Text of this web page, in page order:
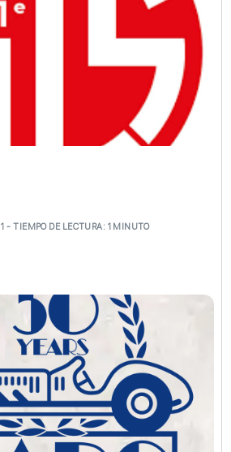
1 - TIEMPO DE LECTURA: 1 MINUTO